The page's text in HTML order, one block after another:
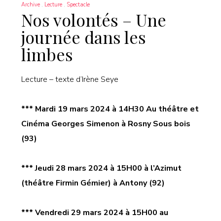
Archive Lecture Spectacle
Nos volontés – Une
journée dans les
limbes
Lecture – texte d’Irène Seye
*** Mardi 19 mars 2024 à 14H30 Au théâtre et
Cinéma Georges Simenon à Rosny Sous bois
(93)
*** Jeudi 28 mars 2024 à 15H00 à l’Azimut
(théâtre Firmin Gémier) à Antony (92)
*** Vendredi 29 mars 2024 à 15H00 au